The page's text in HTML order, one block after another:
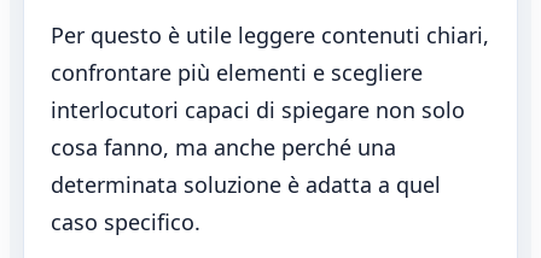
Per questo è utile leggere contenuti chiari,
confrontare più elementi e scegliere
interlocutori capaci di spiegare non solo
cosa fanno, ma anche perché una
determinata soluzione è adatta a quel
caso specifico.